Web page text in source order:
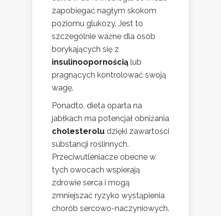
zapobiegać nagłym skokom
poziomu glukozy. Jest to
szczególnie ważne dla osób
borykających się z
insulinoopornością lub
pragnących kontrolować swoją
wagę.
Ponadto, dieta oparta na
jabłkach ma potencjał obniżania
cholesterolu dzięki zawartości
substancji roślinnych.
Przeciwutleniacze obecne w
tych owocach wspierają
zdrowie serca i mogą
zmniejszać ryzyko wystąpienia
chorób sercowo-naczyniowych.